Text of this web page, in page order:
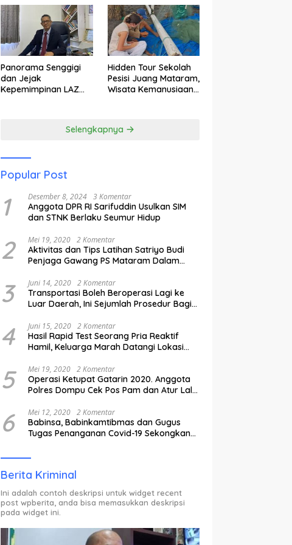
Panorama Senggigi
dan Jejak
Kepemimpinan LAZ
Hidden Tour Sekolah
Pesisi Juang Mataram,
Wisata Kemanusiaan
Selengkapnya
Popular Post
1 Desember 8, 2024 3 Komentar
Anggota DPR RI Sarifuddin Usulkan SIM
dan STNK Berlaku Seumur Hidup
2 Mei 19, 2020 2 Komentar
Aktivitas dan Tips Latihan Satriyo Budi
Penjaga Gawang PS Mataram Dalam
3 Juni 14, 2020 2 Komentar
Transportasi Boleh Beroperasi Lagi ke
Luar Daerah, Ini Sejumlah Prosedur Bagi
4 Juni 15, 2020 2 Komentar
Hasil Rapid Test Seorang Pria Reaktif
Hamil, Keluarga Marah Datangi Lokasi
5 Mei 19, 2020 2 Komentar
Operasi Ketupat Gatarin 2020. Anggota
Polres Dompu Cek Pos Pam dan Atur Lalu
6 Mei 12, 2020 2 Komentar
Babinsa, Babinkamtibmas dan Gugus
Tugas Penanganan Covid-19 Sekongkang
ODP.
Berita Kriminal
Ini adalah contoh deskripsi untuk widget recent
post wpberita, anda bisa memasukkan deskripsi
pada widget ini.